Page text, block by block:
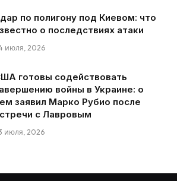
по полигону под Киевом: что
о последствиях атаки
июля, 2026
готовы содействовать
войны в Украине: о
заявил Марко Рубио после
с Лавровым
июля, 2026